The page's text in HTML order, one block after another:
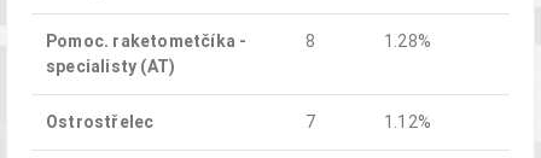
Pomoc. raketometčíka -
specialisty (AT)
8 1.28%
Ostrostřelec 7 1.12%